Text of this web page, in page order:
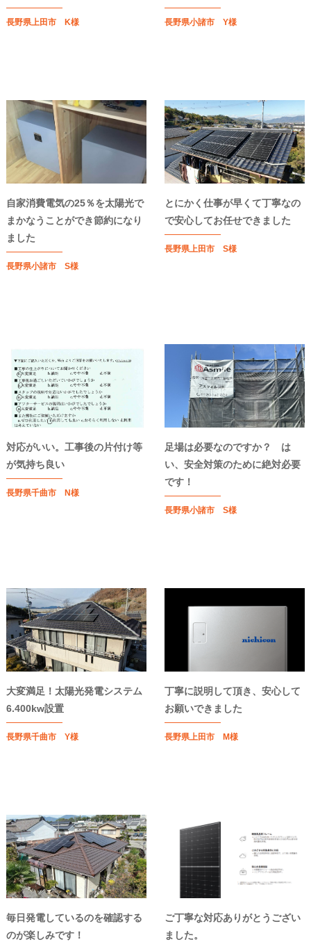
長野県上田市 K様 長野県小諸市 Y様
自家消費電気の25％を太陽光で
まかなうことができ節約になり
ました
長野県小諸市 S様
とにかく仕事が早くて丁寧なの
で安心してお任せできました
長野県上田市 S様
対応がいい。工事後の片付け等
が気持ち良い
長野県千曲市 N様
足場は必要なのですか？ は
い、安全対策のために絶対必要
です！
長野県小諸市 S様
大変満足！太陽光発電システム
6.400kw設置
長野県千曲市 Y様
丁寧に説明して頂き、安心して
お願いできました
長野県上田市 M様
毎日発電しているのを確認する
のが楽しみです！
ご丁寧な対応ありがとうござい
ました。